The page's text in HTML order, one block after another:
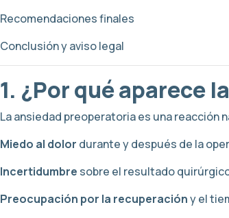
Recomendaciones finales
Conclusión y aviso legal
1. ¿Por qué aparece
La ansiedad preoperatoria es una reacción
Miedo al dolor durante y después de la
Incertidumbre sobre el resultado
Preocupación por la recuperacióny el